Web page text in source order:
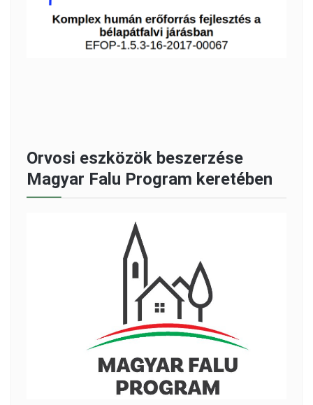
Orvosi eszközök beszerzése
Magyar Falu Program keretében